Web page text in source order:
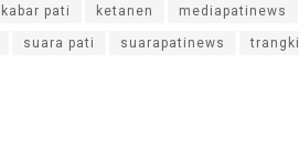
kabar pati ketanen mediapatinews
suara pati suarapatinews trangkil